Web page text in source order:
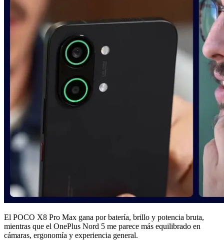
El POCO X8 Pro Max gana por batería, brillo y potencia bruta,
mientras que el OnePlus Nord 5 me parece más equilibrado en
cámaras, ergonomía y experiencia general.